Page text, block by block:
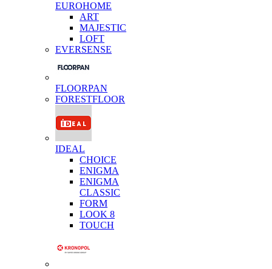
EUROHOME
ART
MAJESTIC
LOFT
EVERSENSE
FLOORPAN
FORESTFLOOR
IDEAL
CHOICE
ENIGMA
ENIGMA
CLASSIC
FORM
LOOK 8
TOUCH